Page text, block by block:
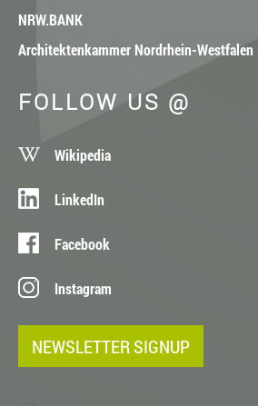
NRW.BANK
Architektenkammer Nordrhein-Westfalen
FOLLOW US @
Wikipedia
LinkedIn
Facebook
Instagram
NEWSLETTER SIGNUP